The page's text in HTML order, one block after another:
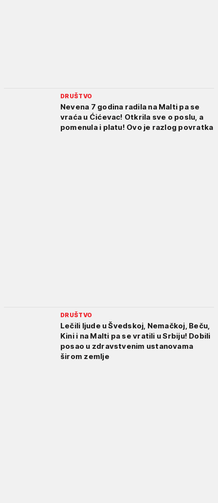
DRUŠTVO
Nevena 7 godina radila na Malti pa se
vraća u Ćićevac! Otkrila sve o poslu, a
pomenula i platu! Ovo je razlog povratka
DRUŠTVO
Lečili ljude u Švedskoj, Nemačkoj, Beču,
Kini i na Malti pa se vratili u Srbiju! Dobili
posao u zdravstvenim ustanovama
širom zemlje